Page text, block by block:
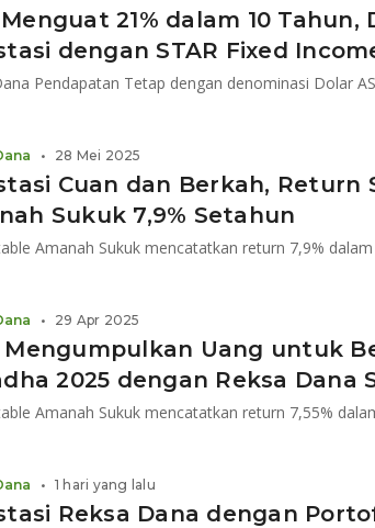
Menguat 21% dalam 10 Tahun,
dengan STAR Fixed
Pendapatan Tetap dengan denominasi Dolar
Cuan dan Berkah, Return
Sukuk 7,9% Setahun
• 28 Mei 2025
Mengumpulkan Uang untuk
2025 dengan Reksa Dana
• 29 Apr 2025
Reksa Dana dengan
• 1 hari yang lalu